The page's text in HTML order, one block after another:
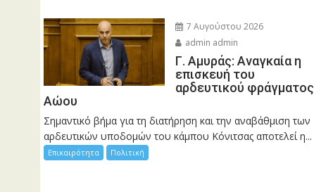
7 Αυγούστου 2026
admin admin
Γ. Αμυράς: Αναγκαία η
επισκευή του
αρδευτικού φράγματος
Αώου
Σημαντικό βήμα για τη διατήρηση και την αναβάθμιση των
αρδευτικών υποδομών του κάμπου Κόνιτσας αποτελεί η...
Επικαιρότητα Πολιτική